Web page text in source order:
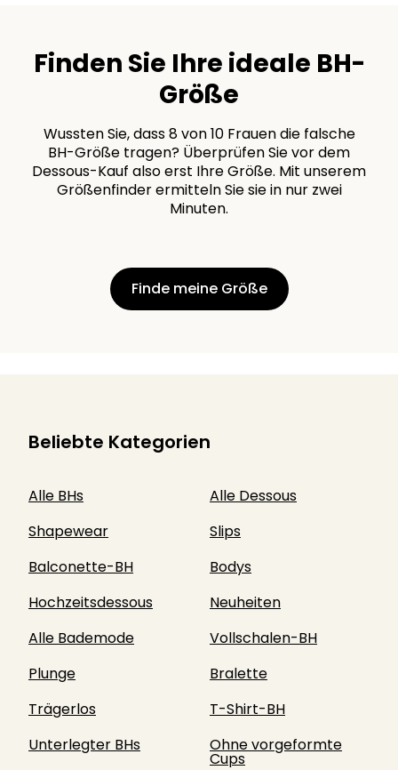
Finden Sie Ihre ideale BH-
Größe
Wussten Sie, dass 8 von 10 Frauen die falsche
BH-Größe tragen? Überprüfen Sie vor dem
Dessous-Kauf also erst Ihre Größe. Mit unserem
Größenfinder ermitteln Sie sie in nur zwei
Minuten.
Finde meine Größe
Beliebte Kategorien
Alle BHs
Alle Dessous
Shapewear
Slips
Balconette-BH
Bodys
Hochzeitsdessous
Neuheiten
Alle Bademode
Vollschalen-BH
Plunge
Bralette
Trägerlos
T-Shirt-BH
Unterlegter BHs
Ohne vorgeformte
Cups